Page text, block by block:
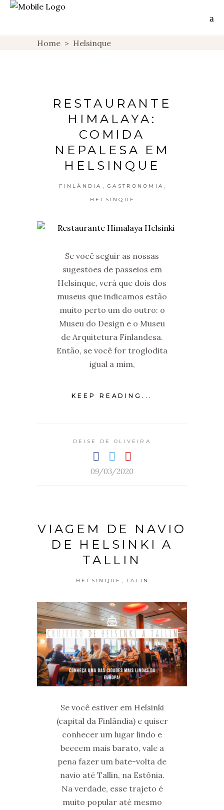
Home > Helsinque
RESTAURANTE
HIMALAYA:
COMIDA
NEPALESA EM
HELSINQUE
FINLÂNDIA GASTRONOMIA
HELSINQUE
Se você seguir as nossas
sugestões de passeios em
Helsinque, verá que dois dos
museus que indicamos estão
muito perto um do outro: o
Museu do Design e o Museu
de Arquitetura Finlandesa.
Então, se você for troglodita
igual a mim,
KEEP READING...
DEISE DE OLIVEIRA
09/03/2020
VIAGEM DE NAVIO
DE HELSINKI A
TALLIN
HELSINQUE , TALIN
Se você estiver em Helsinki
(capital da Finlândia) e quiser
conhecer um lugar lindo e
beeeem mais barato, vale a
pena fazer um bate-volta de
navio até Tallin, na Estônia.
Na verdade, esse trajeto é
muito popular até mesmo